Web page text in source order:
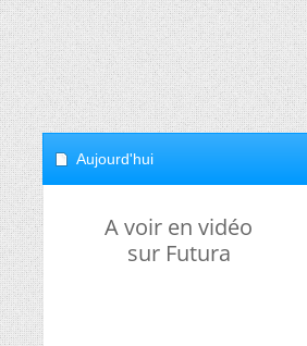
Aujourd'hui
A voir en vidéo
sur Futura